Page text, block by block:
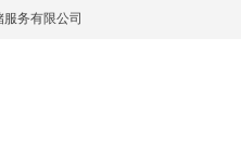
务有限公司